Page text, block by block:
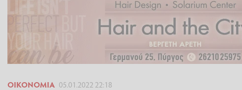
ΟΙΚΟΝΟΜΊΑ 05.01.2022 22:18